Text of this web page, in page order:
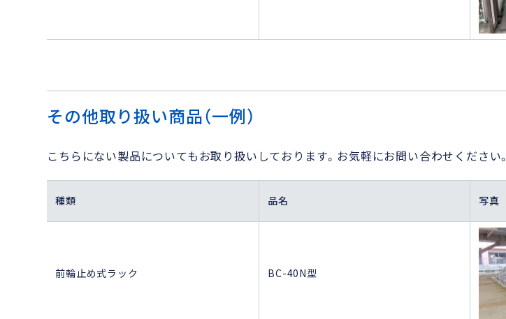
その他取り扱い商品（一例）
こちらにない製品についてもお取り扱いしております。お気軽にお問い合わせください。
種類 品名 写真
前輪止め式ラック BC-40N型